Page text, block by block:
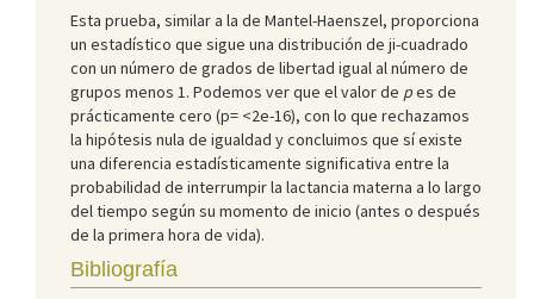
Esta prueba, similar a la de Mantel-Haenszel, proporciona
un estadístico que sigue una distribución de ji-cuadrado
con un número de grados de libertad igual al número de
grupos menos 1. Podemos ver que el valor de pes de
prácticamente cero (p= <2e-16), con lo que rechazamos
la hipótesis nula de igualdad y concluimos que sí existe
una diferencia estadísticamente significativa entre la
probabilidad de interrumpir la lactancia materna a lo largo
del tiempo según su momento de inicio (antes o después
de la primera hora de vida).
Bibliografía